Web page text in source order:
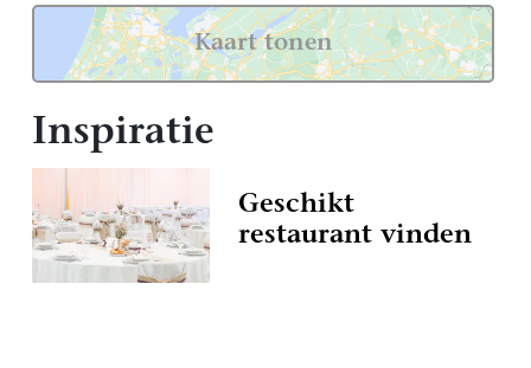
Kaart tonen
Inspiratie
Geschikt
restaurant vinden